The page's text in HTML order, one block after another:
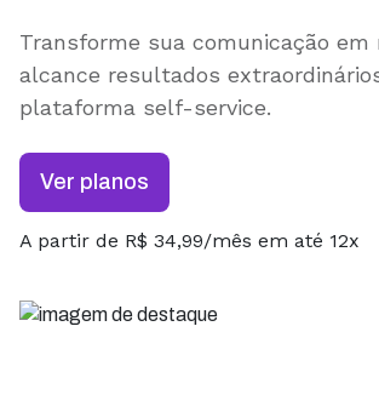
Transforme sua comunicação em
alcance resultados
plataforma self-service.
Ver planos
A partir de R$ 34,99/mês em até 12x